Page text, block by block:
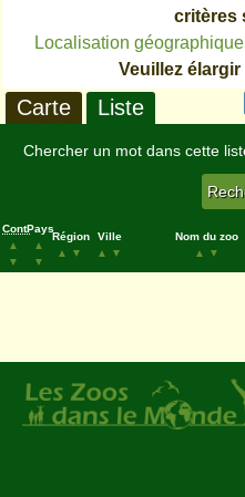
critères
Localisation
Veuillez
Carte Liste
Chercher un mot dans cette
Cont.
▲
▼
Pays
▲
▼
Région
▲
▼
Ville
▲
▼
Nom du zoo
▲
▼